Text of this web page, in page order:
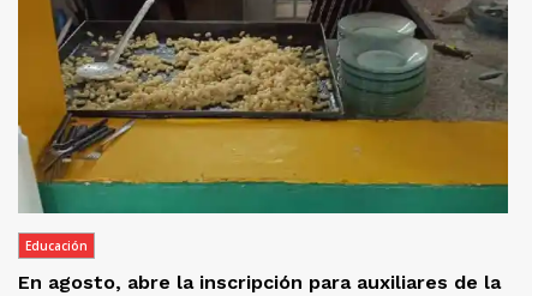
Educación
En agosto, abre la inscripción para auxiliares de la